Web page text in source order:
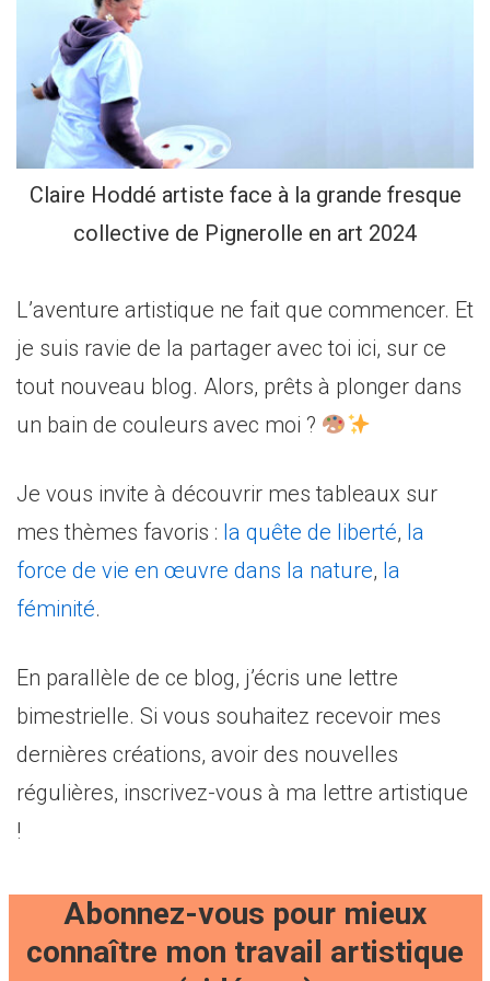
Claire Hoddé artiste face à la grande fresque
collective de Pignerolle en art 2024
L’aventure artistique ne fait que commencer. Et
je suis ravie de la partager avec toi ici, sur ce
tout nouveau blog. Alors, prêts à plonger dans
un bain de couleurs avec moi ?
Je vous invite à découvrir mes tableaux sur
mes thèmes favoris : la quête de liberté, la
force de vie en œuvre dans la nature, la
féminité.
En parallèle de ce blog, j’écris une lettre
bimestrielle. Si vous souhaitez recevoir mes
dernières créations, avoir des nouvelles
régulières, inscrivez-vous à ma lettre artistique
!
Abonnez-vous pour mieux
connaître mon travail artistique